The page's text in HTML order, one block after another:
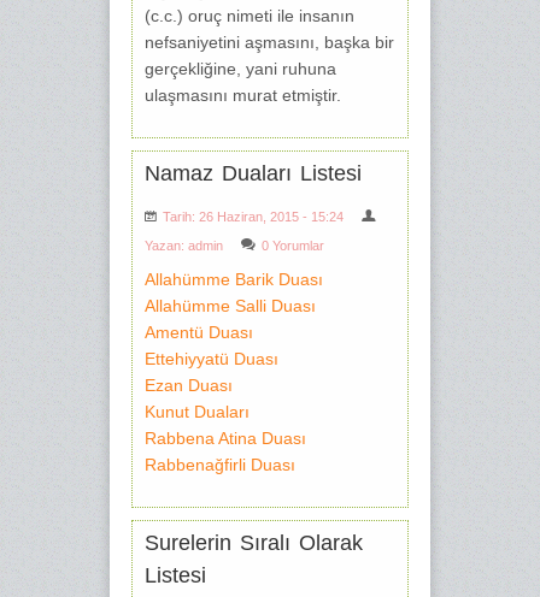
(c.c.) oruç nimeti ile insanın
nefsaniyetini aşmasını, başka bir
gerçekliğine, yani ruhuna
ulaşmasını murat etmiştir.
Namaz Duaları Listesi
Tarih: 26 Haziran, 2015 - 15:24
Yazan: admin 0 Yorumlar
Allahümme Barik Duası
Allahümme Salli Duası
Amentü Duası
Ettehiyyatü Duası
Ezan Duası
Kunut Duaları
Rabbena Atina Duası
Rabbenağfirli Duası
Surelerin Sıralı Olarak
Listesi